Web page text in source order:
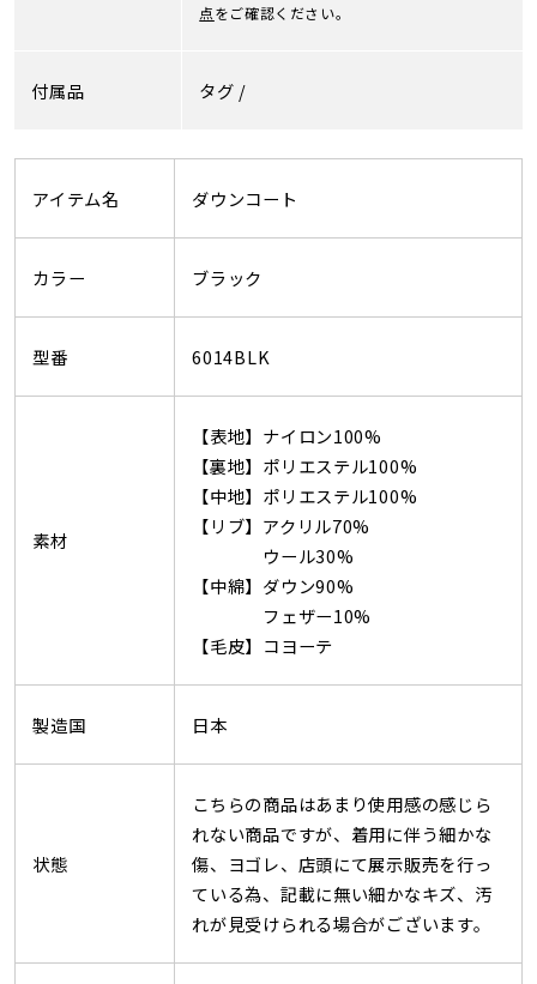
点をご確認ください。
付属品 タグ /
アイテム名 ダウンコート
カラー ブラック
型番 6014BLK
素材
【表地】ナイロン100%
【裏地】ポリエステル100%
【中地】ポリエステル100%
【リブ】アクリル70%
ウール30%
【中綿】ダウン90%
フェザー10%
【毛皮】コヨーテ
製造国 日本
状態
こちらの商品はあまり使用感の感じら
れない商品ですが、着用に伴う細かな
傷、ヨゴレ、店頭にて展示販売を行っ
ている為、記載に無い細かなキズ、汚
れが見受けられる場合がございます。